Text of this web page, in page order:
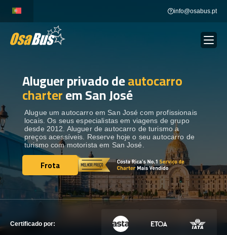
content
info@osabus.pt
ALUGUER DE AUTOCARROS
DESTINOS
FROTA
ENTRE EM CONTACTO
ENTRE EM CONTACTO
Aluguer privado deautocarro
charterem San José
Alugue um autocarro em San José com profissionais
locais. Os seus especialistas em viagens de grupo
desde 2012. Aluguer de autocarro de turismo a
preços acessíveis. Reserve hoje o seu autocarro de
turismo com motorista em San José.
Frota
Frota
Certificado por: